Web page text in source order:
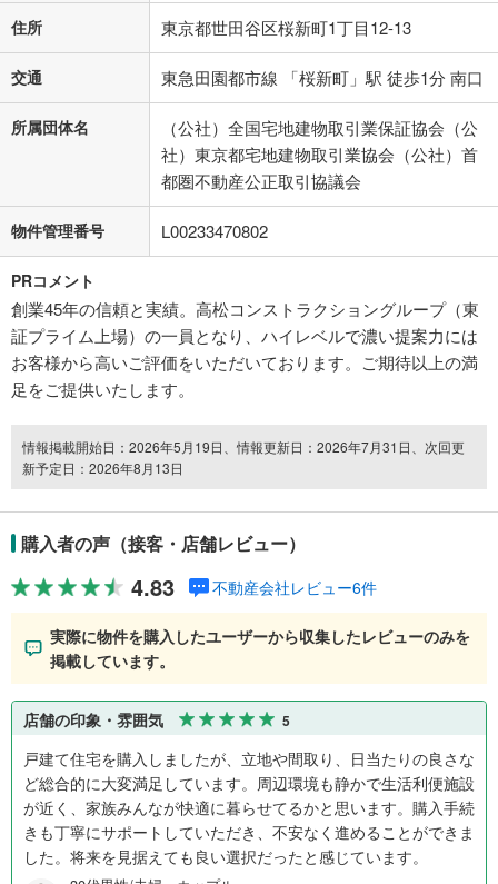
住所 東京都世田谷区桜新町1丁目12-13
交通 東急田園都市線 「桜新町」駅 徒歩1分 南口
所属団体名
（公社）全国宅地建物取引業保証協会（公
社）東京都宅地建物取引業協会（公社）首
都圏不動産公正取引協議会
物件管理番号 L00233470802
PRコメント
創業45年の信頼と実績。高松コンストラクショングループ（東
証プライム上場）の一員となり、ハイレベルで濃い提案力には
お客様から高いご評価をいただいております。ご期待以上の満
足をご提供いたします。
情報掲載開始日：2026年5月19日、情報更新日：2026年7月31日、次回更
新予定日：2026年8月13日
購入者の声（接客・店舗レビュー）
4.83 不動産会社レビュー6件
実際に物件を購入したユーザーから収集したレビューのみを
掲載しています。
店舗の印象・雰囲気 5
戸建て住宅を購入しましたが、立地や間取り、日当たりの良さな
ど総合的に大変満足しています。周辺環境も静かで生活利便施設
が近く、家族みんなが快適に暮らせてるかと思います。購入手続
きも丁寧にサポートしていただき、不安なく進めることができま
した。将来を見据えても良い選択だったと感じています。